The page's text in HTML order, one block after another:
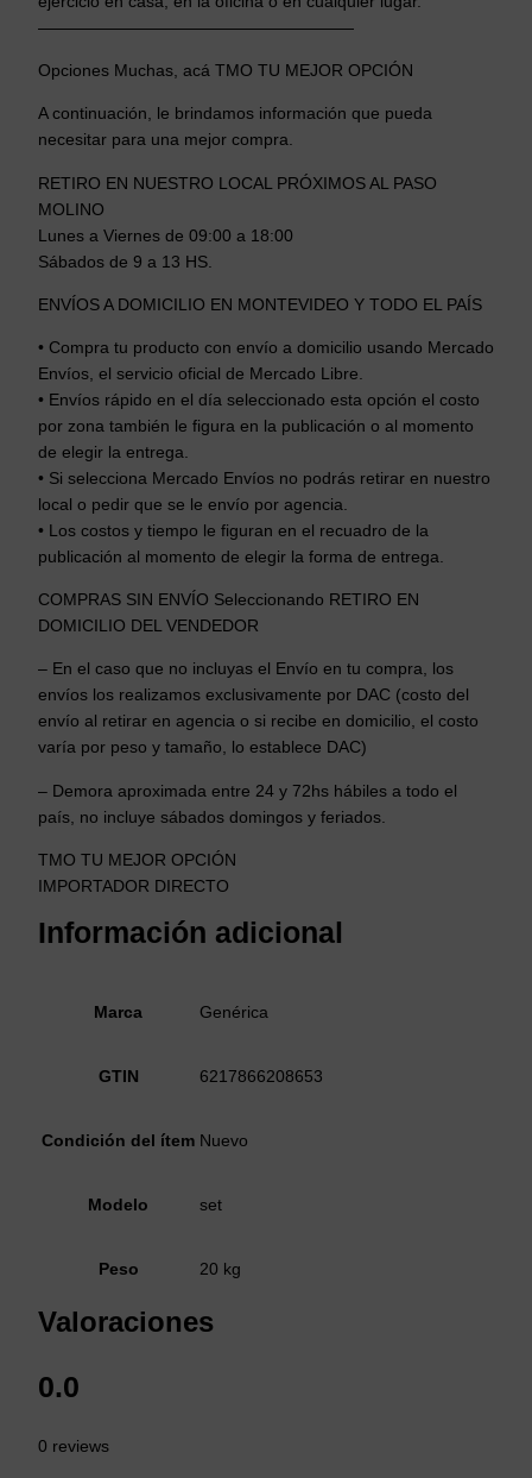
———————————————————
Opciones Muchas, acá TMO TU MEJOR OPCIÓN
A continuación, le brindamos información que pueda
necesitar para una mejor compra.
RETIRO EN NUESTRO LOCAL PRÓXIMOS AL PASO
MOLINO
Lunes a Viernes de 09:00 a 18:00
Sábados de 9 a 13 HS.
ENVÍOS A DOMICILIO EN MONTEVIDEO Y TODO EL PAÍS
• Compra tu producto con envío a domicilio usando Mercado
Envíos, el servicio oficial de Mercado Libre.
• Envíos rápido en el día seleccionado esta opción el costo
por zona también le figura en la publicación o al momento
de elegir la entrega.
• Si selecciona Mercado Envíos no podrás retirar en nuestro
local o pedir que se le envío por agencia.
• Los costos y tiempo le figuran en el recuadro de la
publicación al momento de elegir la forma de entrega.
COMPRAS SIN ENVÍO Seleccionando RETIRO EN
DOMICILIO DEL VENDEDOR
– En el caso que no incluyas el Envío en tu compra, los
envíos los realizamos exclusivamente por DAC (costo del
envío al retirar en agencia o si recibe en domicilio, el costo
varía por peso y tamaño, lo establece DAC)
– Demora aproximada entre 24 y 72hs hábiles a todo el
país, no incluye sábados domingos y feriados.
TMO TU MEJOR OPCIÓN
IMPORTADOR DIRECTO
Información adicional
Marca Genérica
GTIN 6217866208653
Condición del ítem Nuevo
Modelo set
Peso 20 kg
Valoraciones
0.0
0 reviews